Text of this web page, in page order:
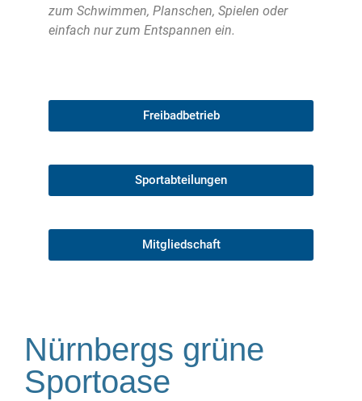
zum Schwimmen, Planschen, Spielen oder
einfach nur zum Entspannen ein.
Freibadbetrieb
Sportabteilungen
Mitgliedschaft
Nürnbergs grüne
Sportoase